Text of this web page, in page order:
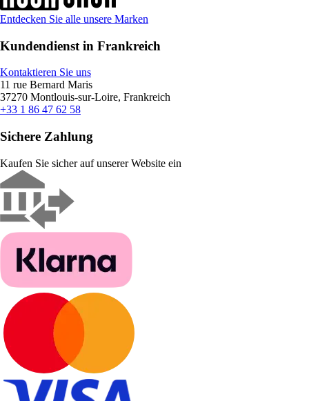
Entdecken Sie alle unsere Marken
Kundendienst in Frankreich
Kontaktieren Sie uns
11 rue Bernard Maris
37270 Montlouis-sur-Loire, Frankreich
+33 1 86 47 62 58
Sichere Zahlung
Kaufen Sie sicher auf unserer Website ein